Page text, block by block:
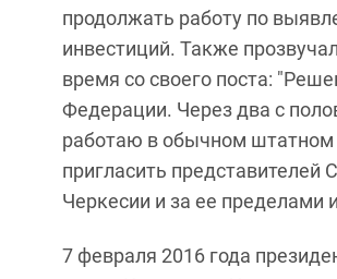
продолжать работу по
инвестиций. Также
время со своего поста:
Федерации. Через два с
работаю в обычном
пригласить
Черкесии и за ее пределами
7 февраля 2016 года